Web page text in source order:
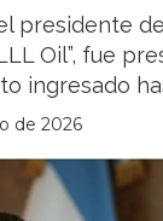
presidente
Oil”, fue
ingresado
de 2026